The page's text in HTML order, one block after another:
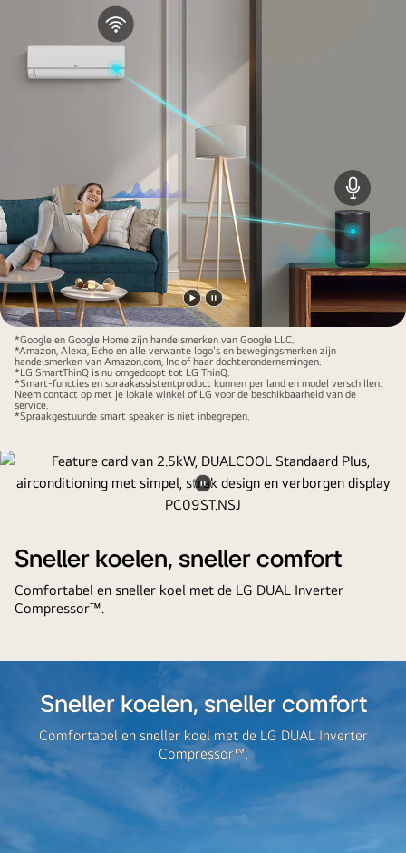
Video
afspelen
Video
pauzeren
*Google en Google Home zijn handelsmerken van Google LLC.
*Amazon, Alexa, Echo en alle verwante logo's en bewegingsmerken zijn
handelsmerken van Amazon.com, Inc of haar dochterondernemingen.
*LG SmartThinQ is nu omgedoopt tot LG ThinQ.
*Smart-functies en spraakassistentproduct kunnen per land en model verschillen.
Neem contact op met je lokale winkel of LG voor de beschikbaarheid van de
service.
*Spraakgestuurde smart speaker is niet inbegrepen.
Video
Sneller koelen, sneller comfort
Comfortabel en sneller koel met de LG DUAL Inverter
Compressor™.
Sneller koelen, sneller comfort
Comfortabel en sneller koel met de LG DUAL Inverter
Compressor™.